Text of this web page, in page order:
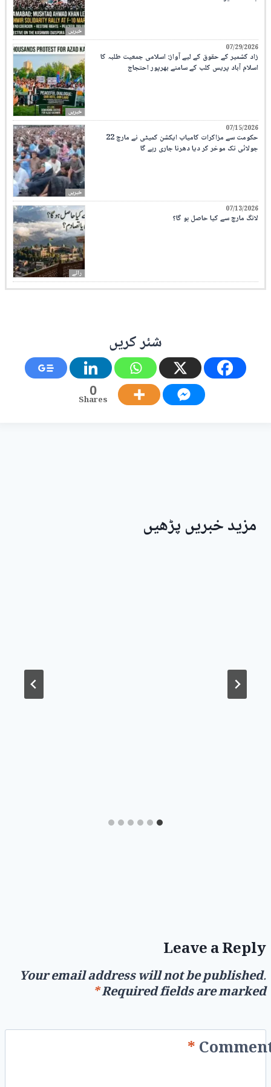
خبریں
خبریں
07/29/2026
زاد کشمیر کے حقوق کے لیے آواز: اسلامی جمعیت طلبہ کا
اسلام آباد پریس کلب کے سامنے بھرپور احتجاج
خبریں
07/15/2026
حکومت سے مزاکرات کامیاب ایکشن کمیٹی نے مارچ 22
جولائی تک موخر کر دیا دھرنا جاری رہے گا
رائے
07/13/2026
لانگ مارچ سے کیا حاصل ہو گا؟
شئر کریں
0
Shares
مزید خبریں پڑھیں
Leave a Reply
Your email address will not be published.
Required fields are marked
*
*